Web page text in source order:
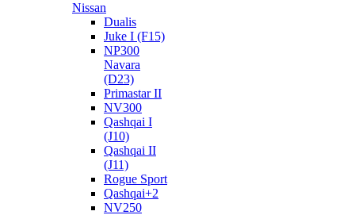
Nissan
Dualis
Juke I (F15)
NP300
Navara
(D23)
Primastar II
NV300
Qashqai I
(J10)
Qashqai II
(J11)
Rogue Sport
Qashqai+2
NV250